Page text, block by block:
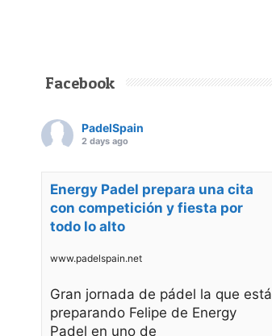
Facebook
PadelSpain
2 days ago
Energy Padel prepara una cita
con competición y fiesta por
todo lo alto
www.padelspain.net
Gran jornada de pádel la que está
preparando Felipe de Energy
Padel en uno de